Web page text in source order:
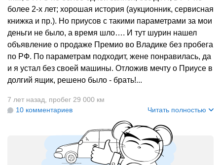
более 2-х лет; хорошая история (аукционник, сервисная
книжка и пр.). Но приусов с такими параметрами за мои
деньги не было, а время шло…. И тут шурин нашел
объявление о продаже Премио во Владике без пробега
по РФ. По параметрам подходит, жене понравилась, да
и я устал без своей машины. Отложив мечту о Приусе в
долгий ящик, решено было - брать!...
7 лет назад
пробег 29 000 км
10 комментариев
Читать полностью